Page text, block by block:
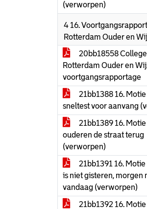
(verworpen)
4 16.
Rotterdam Ouder en
20bb18558
Rotterdam Ouder en
voortgangsrapportage
21bb1388 16. Motie
sneltest voor aanvang
21bb1389 16.
ouderen de straat terug
(verworpen)
21bb1391 16.
is niet gisteren, morgen
vandaag (verworpen)
21bb1392 16. Motie